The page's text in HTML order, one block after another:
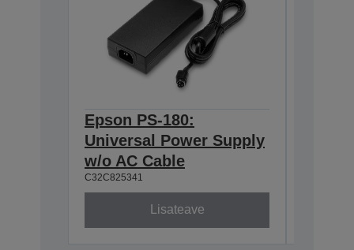
Epson PS-180:
Universal Power Supply
w/o AC Cable
C32C825341
Lisateave